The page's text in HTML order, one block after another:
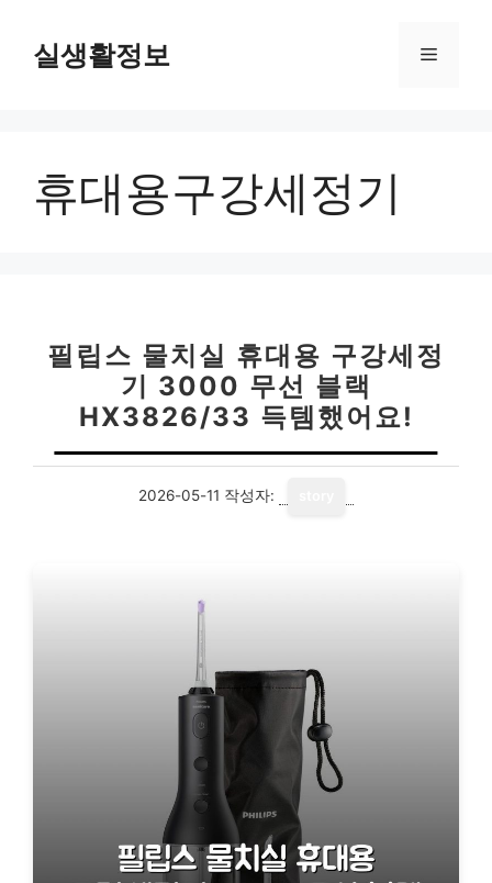
실생활정보 메
휴대용구강세정기
필립스 물치실 휴대용 구강세정
기 3000 무선 블랙
HX3826/33 득템했어요!
2026-05-11 작성자: